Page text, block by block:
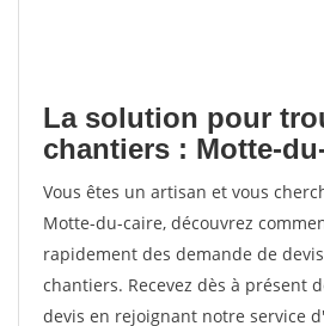
La solution pour
chantiers : Motte-
Vous êtes un artisan et vous
Motte-du-caire, découvrez
rapidement des demande de
chantiers. Recevez dès à présent
devis en rejoignant notre service